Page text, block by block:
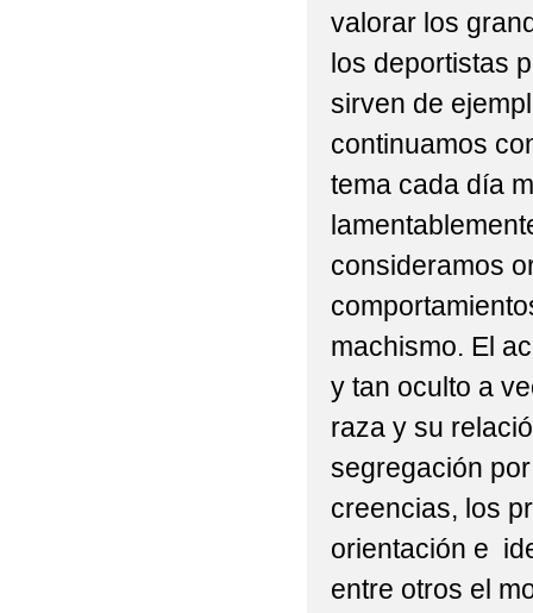
valorar los
los deportistas
sirven de
continuamos
tema cada día
consideramos
machismo. El
y tan oculto a
raza y su
segregación
creencias, los
orientación e
entre otros el